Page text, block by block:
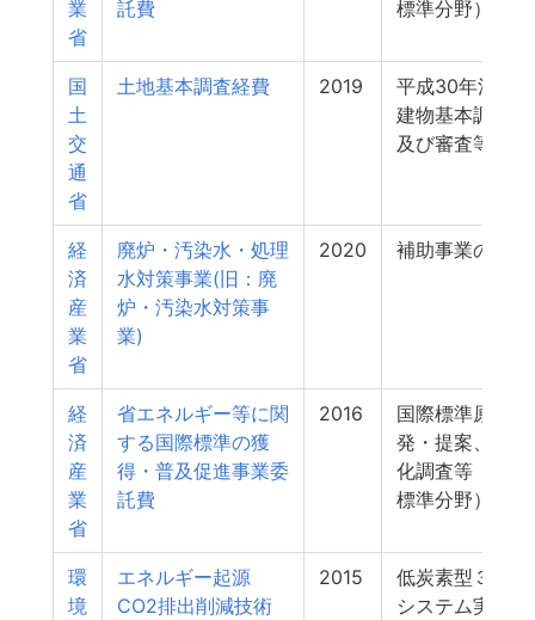
業
省
託費 標準分野）
国
土
交
通
省
土地基本調査経費 2019
平成30年法人
建物基本調査の
及び審査等業務
経
済
産
業
省
廃炉・汚染水・処理
水対策事業(旧：廃
炉・汚染水対策事
業)
2020 補助事業の管理
経
済
産
業
省
省エネルギー等に関
する国際標準の獲
得・普及促進事業委
託費
2016
国際標準原案の
発・提案、国際
化調査等（国際
標準分野）
環
境
エネルギー起源
CO2排出削減技術
2015
低炭素型３Ｒ技
システム実証